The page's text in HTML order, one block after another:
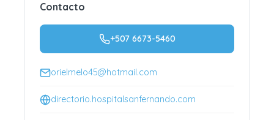
Contacto
+507 6673-5460
orielmelo45@hotmail.com
directorio.hospitalsanfernando.com